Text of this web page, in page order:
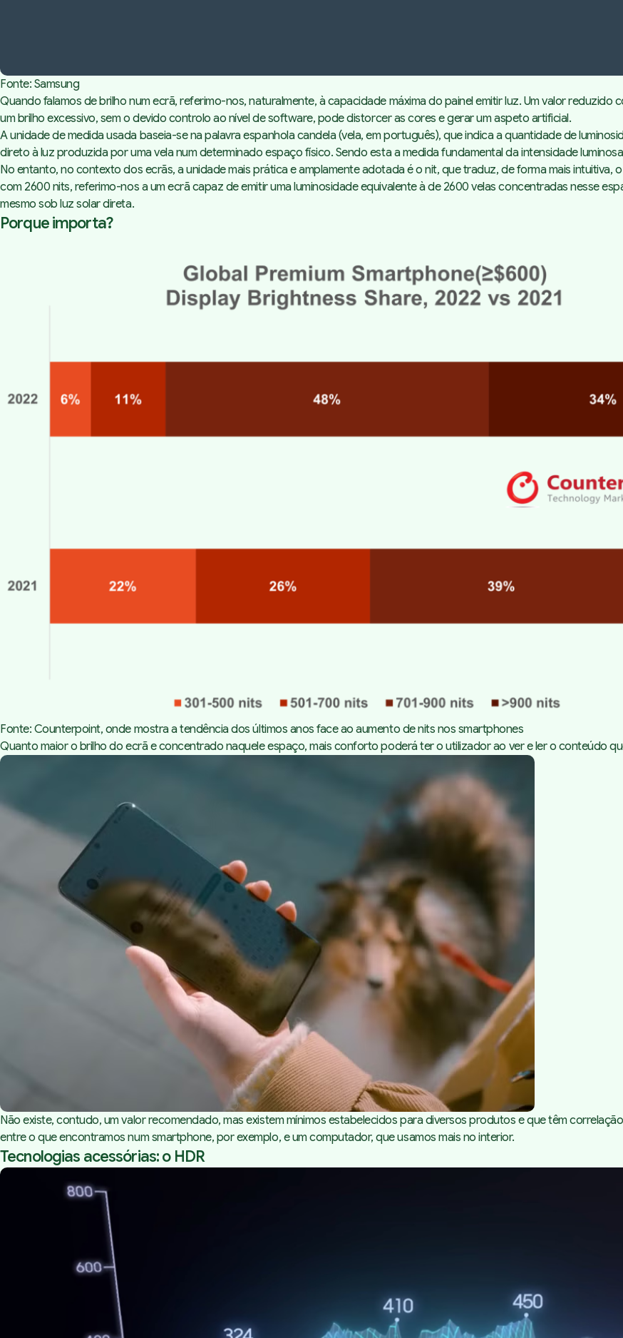
Fonte: Samsung
Quando falamos de brilho num ecrã, referimo-nos, naturalmente, à capacidade máxima do painel emitir luz. Um valor reduzido
um brilho excessivo, sem o devido controlo ao nível de software, pode distorcer as cores e gerar um aspeto artificial.
A unidade de medida usada baseia-se na palavra espanholacandela(vela, em português), que indica a quantidade de
direto à luz produzida por uma vela num determinado espaço físico. Sendo esta a medida fundamental da intensidade
No entanto, no contexto dos ecrãs, a unidade mais prática e amplamente adotada é onit, que traduz, de forma mais intuitiva,
com 2600 nits, referimo-nos a um ecrã capaz de emitir uma luminosidade equivalente à de 2600 velas concentradas nesse
mesmo sob luz solar direta.
Porque importa?
Fonte: Counterpoint, onde mostra a tendência dos últimos anos face ao aumento de nits nos smartphones
Quanto maior o brilho do ecrã e concentrado naquele espaço, mais conforto poderá ter o utilizador ao ver e ler o conteúdo
Não existe, contudo, um valor recomendado, mas existem mínimos estabelecidos para diversos produtos e que têm
entre o que encontramos num smartphone, por exemplo, e um computador, que usamos mais no interior.
Tecnologias acessórias: o HDR